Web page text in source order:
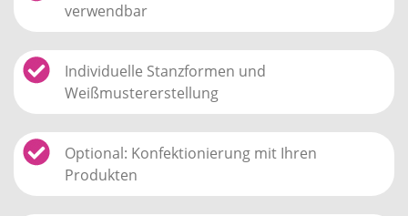
verwendbar
Individuelle Stanzformen und
Weißmustererstellung
Optional: Konfektionierung mit Ihren
Produkten